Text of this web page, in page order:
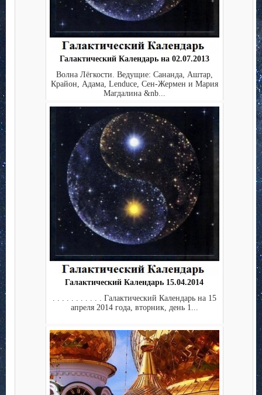
Галактический Календарь на 02.07.2013
Волна Лёгкости. Ведущие: Сананда, Аштар,
Крайон, Адама, Lenduce, Сен-Жермен и Мария
Магдалина &nb...
Галактический Календарь 15.04.2014
. . . . . . . . . . . Галактический Календарь на 15
апреля 2014 года, вторник, день 1...